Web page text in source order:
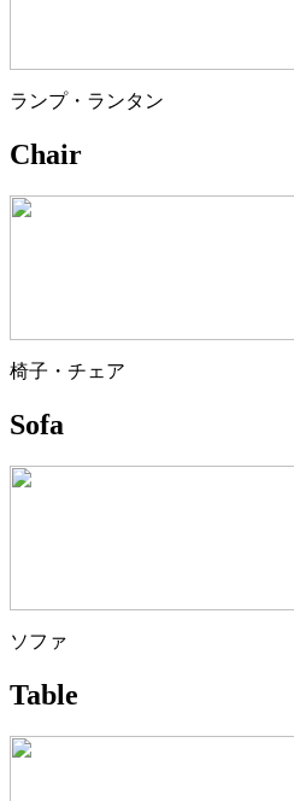
ランプ・ランタン
Chair
椅子・チェア
Sofa
ソファ
Table